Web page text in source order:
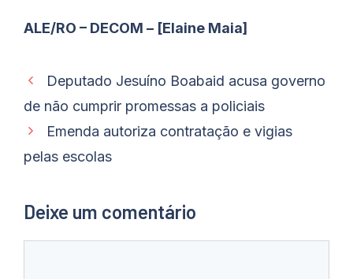
ALE/RO – DECOM – [Elaine Maia]
Deputado Jesuíno Boabaid acusa governo
de não cumprir promessas a policiais
Emenda autoriza contratação e vigias
pelas escolas
Deixe um comentário